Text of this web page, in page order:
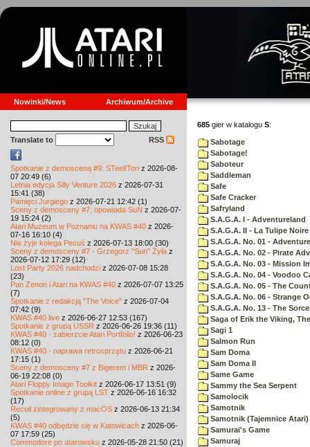
Nowinki/News Archiwum/Archive
Translate to RSS
Spotkanie z demosceną #9: STeel/Tori z 2026-08-
07 20:49 (6)
Letnia edycja Silly Venture 2026 z 2026-07-31
15:41 (38)
Pamięci Jurgiego z 2026-07-21 12:42 (1)
Sceny z demosceny #7: opowiada SuN z 2026-07-
19 15:24 (2)
Atari Muzeum w Poznaniu na KWAS #40 z 2026-
07-16 16:10 (4)
Nie żyje kolega Pecuś z 2026-07-13 18:00 (30)
Sceny z demosceny #7 - Grzegorz "Sun" Żyła z
2026-07-12 17:29 (12)
Lost Party 2026 nadchodzi z 2026-07-08 15:28
(23)
Pan Zenon i Atari na KWAS #40 z 2026-07-07 13:25
(7)
Spotkanie z redakcją "The Voice" z 2026-07-04
07:42 (9)
KWAS #40 live z 2026-06-27 12:53 (167)
Spotkanie z grupą USSR z 2026-06-26 19:36 (11)
KWAS #40 - zabierzcie Atari Portfolio! z 2026-06-23
08:12 (0)
KWAS #40 - naprawa retrosprzętu z 2026-06-21
17:15 (1)
Sceny z demosceny #7 z Bigerem i MBR z 2026-
06-19 22:08 (0)
Atari Floppy Image Toolkit z 2026-06-17 13:51 (9)
Spotkanie online z grupą LST z 2026-06-16 16:32
(17)
Recoil zintegrowany z macOS z 2026-06-13 21:34
(5)
KWAS #40 odbędzie się w Katowicach z 2026-06-
07 17:59 (25)
Commodore po atarowsku z 2026-05-28 21:50 (21)
685 gier w katalogu S:
Sabotage
Sabotage!
Saboteur
Saddleman
Safe
Safe Cracker
Safryland
S.A.G.A. I - Adventureland
S.A.G.A. II - La Tulipe Noire
S.A.G.A. No. 01 -
S.A.G.A. No. 02 - Pirate
S.A.G.A. No. 03 - Mission
S.A.G.A. No. 04 - Voodoo
S.A.G.A. No. 05 - The
S.A.G.A. No. 06 - Strange
S.A.G.A. No. 13 - The
Saga of Erik the Viking, The
Sagi 1
Salmon Run
Sam Doma
Sam Doma II
Same Game
Sammy the Sea Serpent
Samolocik
Samotnik
Samotnik (Tajemnice Atari)
Samurai's Game
Samuraj